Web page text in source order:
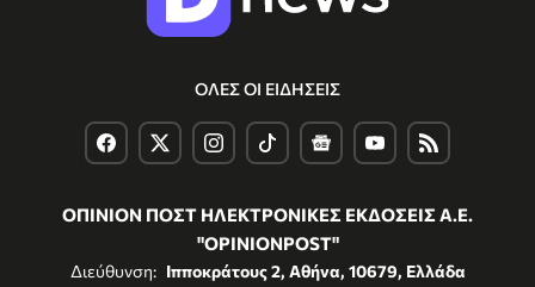
ΟΛΕΣ ΟΙ ΕΙΔΗΣΕΙΣ
ΟΠΙΝΙΟΝ ΠΟΣΤ ΗΛΕΚΤΡΟΝΙΚΕΣ ΕΚΔΟΣΕΙΣ Α.Ε.
"OPINIONPOST"
Διεύθυνση: Ιπποκράτους 2, Αθήνα, 10679, Ελλάδα